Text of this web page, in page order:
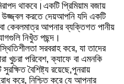
থাকবে।একটি প্রিমিয়াম বজায়
উজ্জ্বল করতে দেয়আপনি যদি একটি
কেবলমাত্র আপনার ব্যক্তিগত পানীয়
নিখুঁত পছন্দ।
সরবরাহ করে, যা তাদের
খুচরা পরিবেশ, ক্যাফে বা এমনকি
বৈশিষ্ট্য রয়েছে,পুনরায়
করে, নিশ্চিত করে যে আপনার